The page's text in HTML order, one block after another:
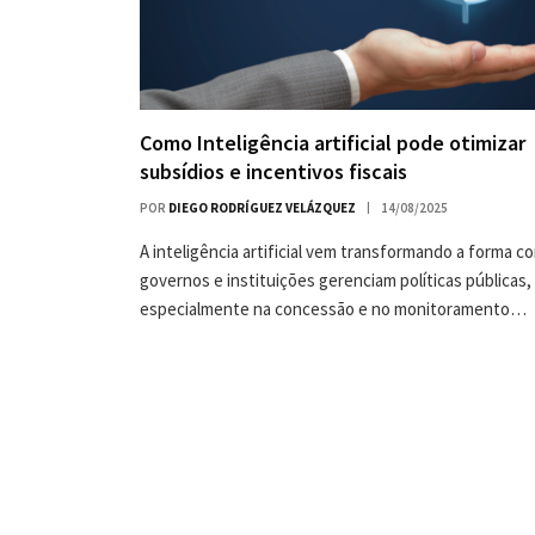
Como Inteligência artificial pode otimizar
subsídios e incentivos fiscais
POR DIEGO RODRÍGUEZ VELÁZQUEZ 14/08/2025
A inteligência artificial vem transformando a forma
governos e instituições gerenciam políticas públicas,
especialmente na concessão e no monitoramento…